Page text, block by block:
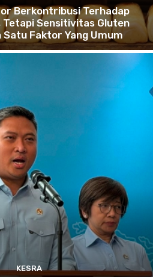
Berkontribusi Terhadap
Sensitivitas Gluten
Satu Faktor Yang Umum
KESRA